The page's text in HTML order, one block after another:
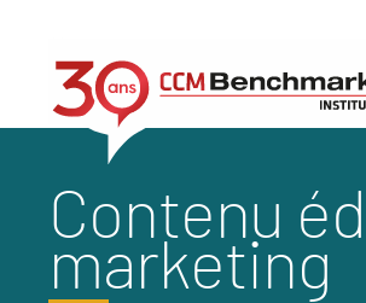
contenu
principal
Contenu
marketing